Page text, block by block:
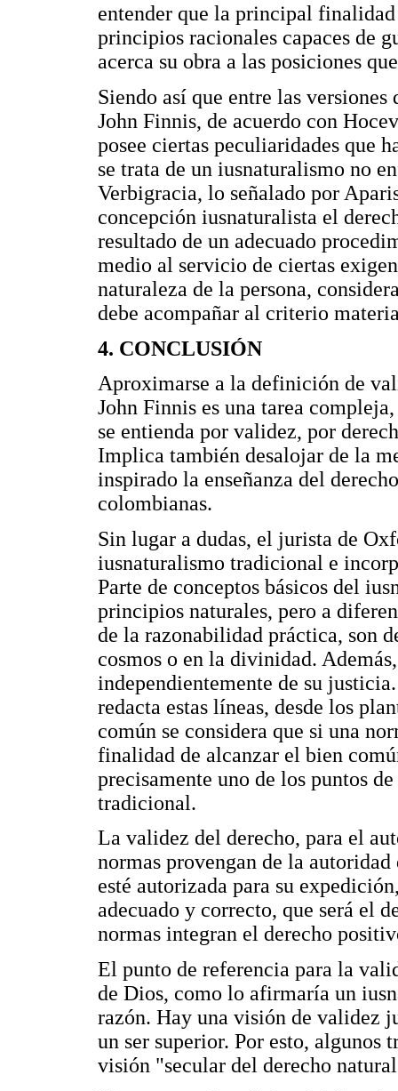
entender que la principal
principios racionales capaces de
acerca su obra a las posiciones
Siendo así que entre las
John Finnis, de acuerdo con
posee ciertas peculiaridades que
se trata de un iusnaturalismo no
Verbigracia, lo señalado por
concepción iusnaturalista el
resultado de un adecuado
medio al servicio de ciertas
naturaleza de la persona,
debe acompañar al criterio
4. CONCLUSIÓN
Aproximarse a la definición de
John Finnis es una tarea
se entienda por validez, por
Implica también desalojar de la
inspirado la enseñanza del
colombianas.
Sin lugar a dudas, el jurista de
iusnaturalismo tradicional e
Parte de conceptos básicos del
principios naturales, pero a
de la razonabilidad práctica, son
cosmos o en la divinidad.
independientemente de su
redacta estas líneas, desde los
común se considera que si una
finalidad de alcanzar el bien
precisamente uno de los puntos
tradicional.
La validez del derecho, para el
normas provengan de la
esté autorizada para su
adecuado y correcto, que será el
normas integran el derecho
El punto de referencia para la
de Dios, como lo afirmaría un
razón. Hay una visión de validez
un ser superior. Por esto, algunos
visión "secular del derecho